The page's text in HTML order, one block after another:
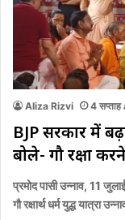
Aliza Rizvi 4
BJP सरकार में
बोले- गौ रक्षा
प्रमोद पासी उन्नाव, 11
गौ रक्षार्थ धर्म युद्ध यात्रा